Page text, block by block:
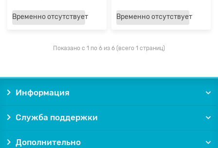
Временно отсутствует Временно отсутствует
Показано с 1 по 6 из 6 (всего 1 страниц)
Информация
Служба поддержки
Дополнительно